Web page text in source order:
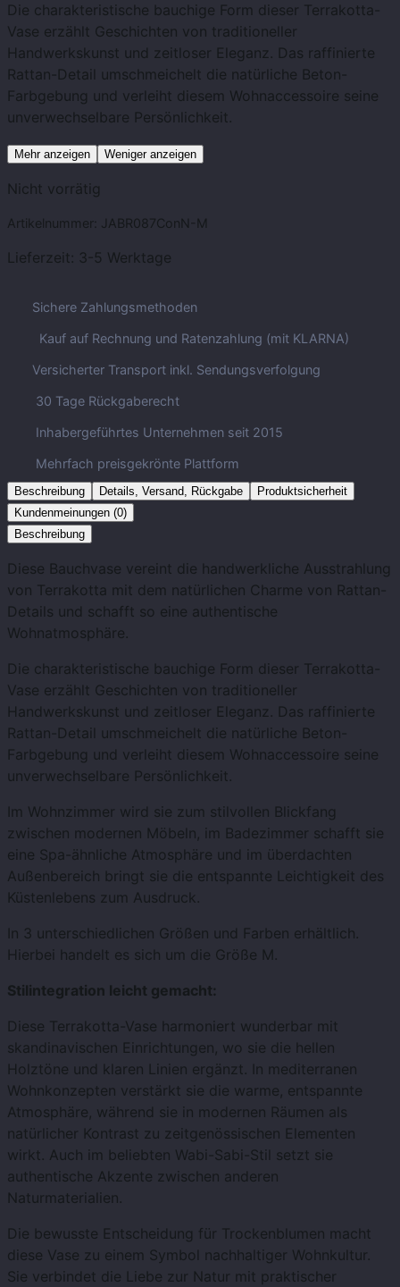
Die charakteristische bauchige Form dieser Terrakotta-
Vase erzählt Geschichten von traditioneller
Handwerkskunst und zeitloser Eleganz. Das raffinierte
Rattan-Detail umschmeichelt die natürliche Beton-
Farbgebung und verleiht diesem Wohnaccessoire seine
unverwechselbare Persönlichkeit.
Mehr anzeigen Weniger anzeigen
Nicht vorrätig
Artikelnummer: JABR087ConN-M
Lieferzeit: 3-5 Werktage
Sichere Zahlungsmethoden
Kauf auf Rechnung und Ratenzahlung (mit KLARNA)
Versicherter Transport inkl. Sendungsverfolgung
30 Tage Rückgaberecht
Inhabergeführtes Unternehmen seit 2015
Mehrfach preisgekrönte Plattform
Beschreibung Details, Versand, Rückgabe
Produktsicherheit
Kundenmeinungen (0)
Beschreibung
Diese Bauchvase vereint die handwerkliche Ausstrahlung
von Terrakotta mit dem natürlichen Charme von Rattan-
Details und schafft so eine authentische
Wohnatmosphäre.
Die charakteristische bauchige Form dieser Terrakotta-
Vase erzählt Geschichten von traditioneller
Handwerkskunst und zeitloser Eleganz. Das raffinierte
Rattan-Detail umschmeichelt die natürliche Beton-
Farbgebung und verleiht diesem Wohnaccessoire seine
unverwechselbare Persönlichkeit.
Im Wohnzimmer wird sie zum stilvollen Blickfang
zwischen modernen Möbeln, im Badezimmer schafft sie
eine Spa-ähnliche Atmosphäre und im überdachten
Außenbereich bringt sie die entspannte Leichtigkeit des
Küstenlebens zum Ausdruck.
In 3 unterschiedlichen Größen und Farben erhältlich.
Hierbei handelt es sich um die Größe M.
Stilintegration leicht gemacht:
Diese Terrakotta-Vase harmoniert wunderbar mit
skandinavischen Einrichtungen, wo sie die hellen
Holztöne und klaren Linien ergänzt. In mediterranen
Wohnkonzepten verstärkt sie die warme, entspannte
Atmosphäre, während sie in modernen Räumen als
natürlicher Kontrast zu zeitgenössischen Elementen
wirkt. Auch im beliebten Wabi-Sabi-Stil setzt sie
authentische Akzente zwischen anderen
Naturmaterialien.
Die bewusste Entscheidung für Trockenblumen macht
diese Vase zu einem Symbol nachhaltiger Wohnkultur.
Sie verbindet die Liebe zur Natur mit praktischer